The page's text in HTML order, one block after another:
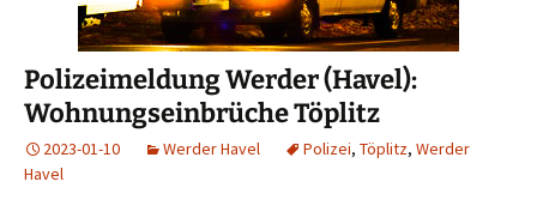
Polizeimeldung Werder (Havel):
Wohnungseinbrüche Töplitz
2023-01-10 Werder Havel Polizei, Töplitz, Werder
Havel